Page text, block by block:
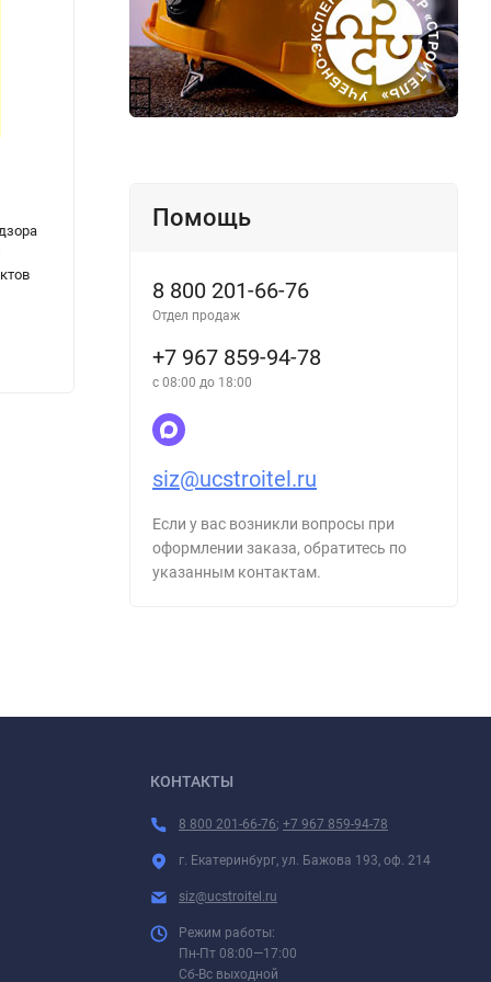
стационарных свинцово-кислотных
аккумуляторных батарей. РД 34.50.502-91
Помощь
8 800 201-66-76
Отдел продаж
+7 967 859-94-78
с 08:00 до 18:00
siz@ucstroitel.ru
Если у вас возникли вопросы при
оформлении заказа, обратитесь по
указанным контактам.
КОНТАКТЫ
8 800 201-66-76; +7 967 859-94-78
г. Екатеринбург, ул. Бажова 193, оф. 214
siz@ucstroitel.ru
Режим работы:
Пн-Пт 08:00—17:00
Сб-Вс выходной